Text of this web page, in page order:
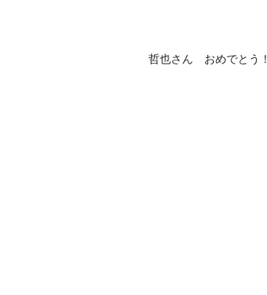
哲也さん おめでとう！